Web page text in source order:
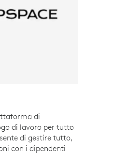
di
di lavoro per tutto
di gestire tutto,
con i dipendenti